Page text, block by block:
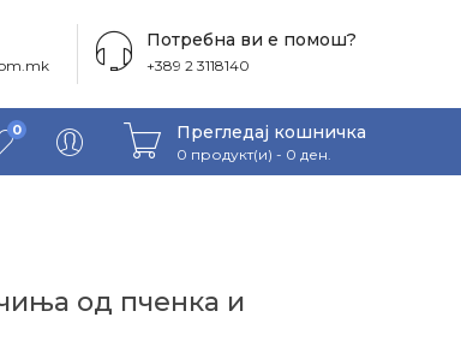
Потребна ви е помош?
+389 2 3118140
0 Прегледај кошничка
0 продукт(и) - 0 ден.
од пченка и